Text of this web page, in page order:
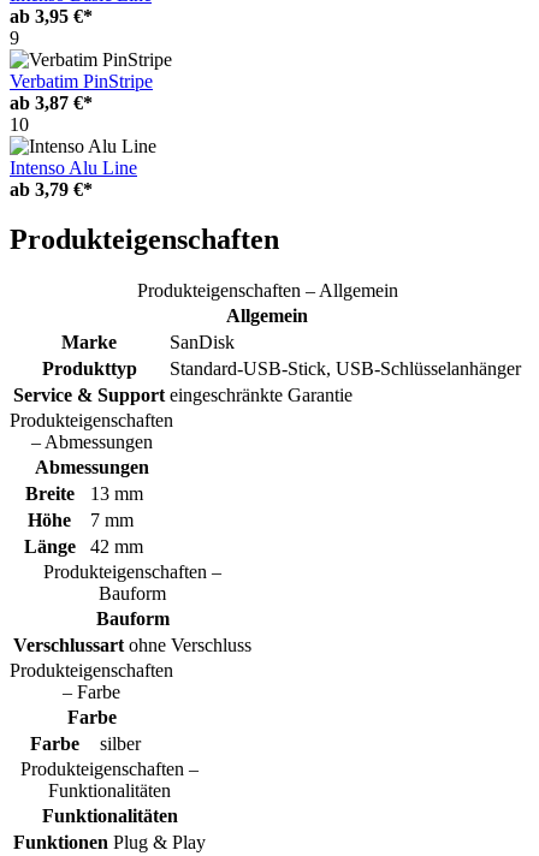
ab 3,95 €*
9
Verbatim PinStripe
ab 3,87 €*
10
Intenso Alu Line
ab 3,79 €*
Produkteigenschaften
Produkteigenschaften – Allgemein
Allgemein
Marke
SanDisk
Produkttyp
Standard-USB-Stick, USB-Schlüsselanhänger
Service & Support eingeschränkte Garantie
Produkteigenschaften
– Abmessungen
Abmessungen
Breite
13 mm
Höhe
7 mm
Länge
42 mm
Produkteigenschaften –
Bauform
Bauform
Verschlussart ohne Verschluss
Produkteigenschaften
– Farbe
Farbe
Farbe
silber
Produkteigenschaften –
Funktionalitäten
Funktionalitäten
Funktionen Plug & Play